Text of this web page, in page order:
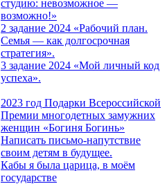
студию: невозможное —
возможно!»
2 задание 2024 «Рабочий план.
Семья — как долгосрочная
стратегия».
3 задание 2024 «Мой личный код
успеха».
2023 год Подарки Всероссийской
Премии многодетных замужних
женщин «Богиня Богинь»
Написать письмо-напутствие
своим детям в будущее.
Кабы я была царица, в моëм
государстве